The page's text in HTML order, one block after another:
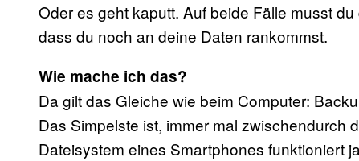
Oder es geht kaputt. Auf beide Fälle musst
dass du noch an deine Daten rankommst.
Wie mache ich das?
Da gilt das Gleiche wie beim Computer:
Das Simpelste ist, immer mal zwischendurch
Dateisystem eines Smartphones funktioniert